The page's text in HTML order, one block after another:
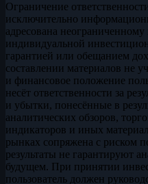
Ограничение
исключительно
адресована неограниченному
индивидуальной
гарантией или обещанием
составлении материалов не
и финансовое положение
несёт ответственности за
и убытки, понесённые в
аналитических обзоров,
индикаторов и иных
рынках сопряжена с риском
результаты не гарантируют
будущем. При принятии
пользователь должен